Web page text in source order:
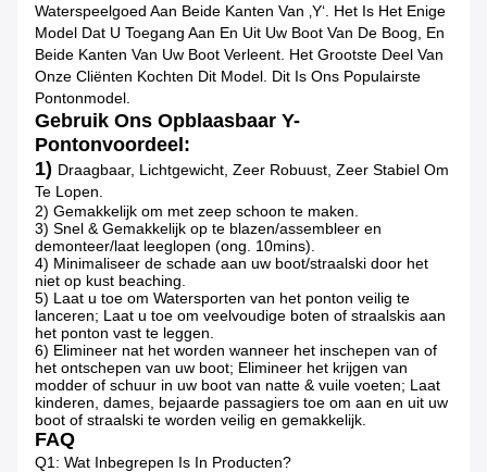
Waterspeelgoed Aan Beide Kanten Van ‚Y‘. Het Is Het Enige
Model Dat U Toegang Aan En Uit Uw Boot Van De Boog, En
Beide Kanten Van Uw Boot Verleent. Het Grootste Deel Van
Onze Cliënten Kochten Dit Model. Dit Is Ons Populairste
Pontonmodel.
Gebruik Ons Opblaasbaar Y-
Pontonvoordeel:
1) Draagbaar, Lichtgewicht, Zeer Robuust, Zeer Stabiel Om
Te Lopen.
2) Gemakkelijk om met zeep schoon te maken.
3) Snel & Gemakkelijk op te blazen/assembleer en
demonteer/laat leeglopen (ong. 10mins).
4) Minimaliseer de schade aan uw boot/straalski door het
niet op kust beaching.
5) Laat u toe om Watersporten van het ponton veilig te
lanceren; Laat u toe om veelvoudige boten of straalskis aan
het ponton vast te leggen.
6) Elimineer nat het worden wanneer het inschepen van of
het ontschepen van uw boot; Elimineer het krijgen van
modder of schuur in uw boot van natte & vuile voeten; Laat
kinderen, dames, bejaarde passagiers toe om aan en uit uw
boot of straalski te worden veilig en gemakkelijk.
FAQ
Q1: Wat Inbegrepen Is In Producten?